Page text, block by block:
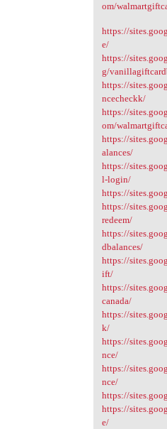
om/
https://
e/
https://
g/
https://
ncecheckk/
https://
om/
https://
alances/
https://
l-login/
https://
https://
redeem/
https://
dbalances/
https://
ift/
https://
canada/
https://
k/
https://
nce/
https://
nce/
https://
https://
e/